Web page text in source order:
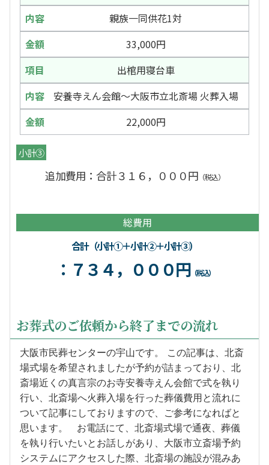
親族一同供花1対
33,000円
出棺用寝台車
安養寺えん会館～大阪市立北斎場 火葬入場
22,000円
小計③
追加費用：合計３１６，０００円 （税込）
総費用
合計（小計①＋小計②＋小計③）
：７３４，０００円 （税込）
お葬式のご依頼から終了までの流れ
大阪市民葬センターの宇山です。 この記事は、北斎
場式場を希望されましたが予約が詰まっており、北
斎場近くの真言宗のお寺安養寺えん会館で式を執り
行い、北斎場へ火葬入場を行った葬儀費用と流れに
ついて記事にしておりますので、ご参考になればと
思います。 お電話にて、北斎場式場で通夜、葬儀
を執り行いたいとお話しがあり、大阪市立斎場予約
システムにアクセスした際、北斎場の施設が混みあ